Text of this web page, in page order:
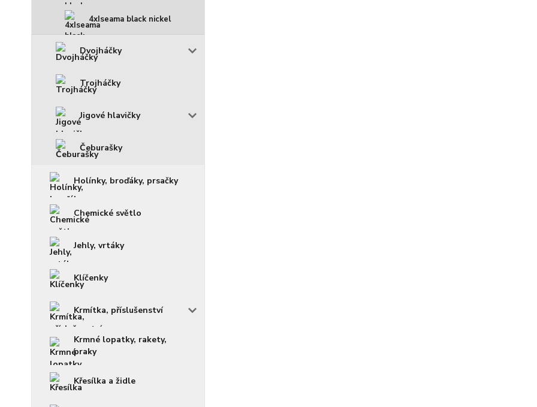
4xIseama black nickel
Dvojháčky
Trojháčky
Jigové hlavičky
Čeburašky
Holínky, broďáky, prsačky
Chemické světlo
Jehly, vrtáky
Klíčenky
Krmítka, příslušenství
Krmné lopatky, rakety,
praky
Křesílka a židle